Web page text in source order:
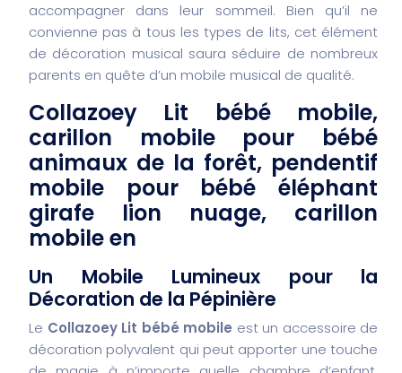
accompagner dans leur sommeil. Bien qu’il ne
convienne pas à tous les types de lits, cet élément
de décoration musical saura séduire de nombreux
parents en quête d’un mobile musical de qualité.
Collazoey Lit bébé mobile,
carillon mobile pour bébé
animaux de la forêt, pendentif
mobile pour bébé éléphant
girafe lion nuage, carillon
mobile en
Un Mobile Lumineux pour la
Décoration de la Pépinière
Le Collazoey Lit bébé mobile est un accessoire de
décoration polyvalent qui peut apporter une touche